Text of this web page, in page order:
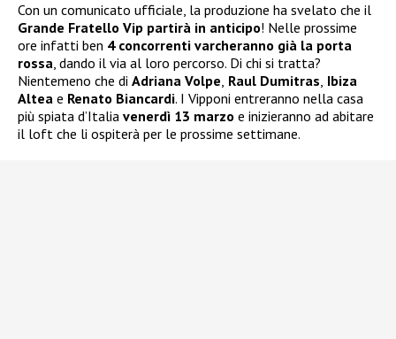
Con un comunicato ufficiale, la produzione ha svelato che il
Grande Fratello Vip partirà in anticipo! Nelle prossime
ore infatti ben 4 concorrenti varcheranno già la porta
rossa, dando il via al loro percorso. Di chi si tratta?
Nientemeno che di Adriana Volpe, Raul Dumitras, Ibiza
Altea e Renato Biancardi. I Vipponi entreranno nella casa
più spiata d’Italia venerdì 13 marzo e inizieranno ad abitare
il loft che li ospiterà per le prossime settimane.